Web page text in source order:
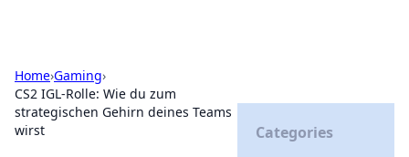
Home›Gaming›
CS2 IGL-Rolle: Wie du zum
strategischen Gehirn deines Teams
wirst
Categories